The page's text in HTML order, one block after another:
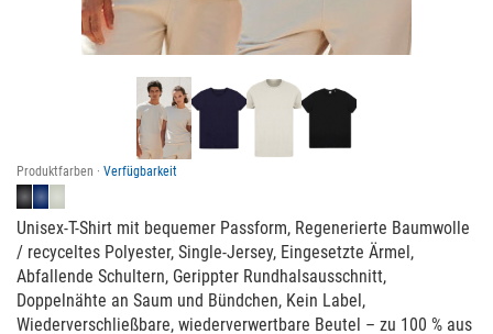
Produktfarben · Verfügbarkeit
Unisex-T-Shirt mit bequemer Passform, Regenerierte Baumwolle
/ recyceltes Polyester, Single-Jersey, Eingesetzte Ärmel,
Abfallende Schultern, Gerippter Rundhalsausschnitt,
Doppelnähte an Saum und Bündchen, Kein Label,
Wiederverschließbare, wiederverwertbare Beutel – zu 100 % aus